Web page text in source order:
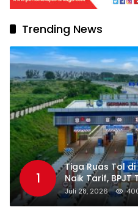
Trending News
1
Tiga Ruas Tol
Naik Tarif, BPJT
Standar
Juli 28, 2026